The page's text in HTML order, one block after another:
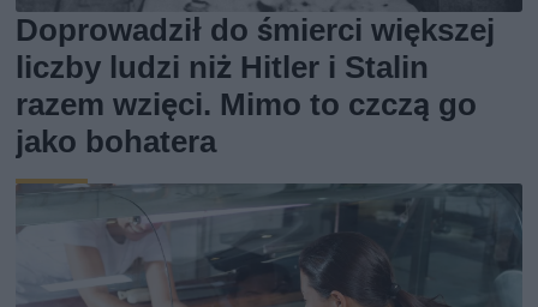
Doprowadził do śmierci większej
liczby ludzi niż Hitler i Stalin
razem wzięci. Mimo to czczą go
jako bohatera